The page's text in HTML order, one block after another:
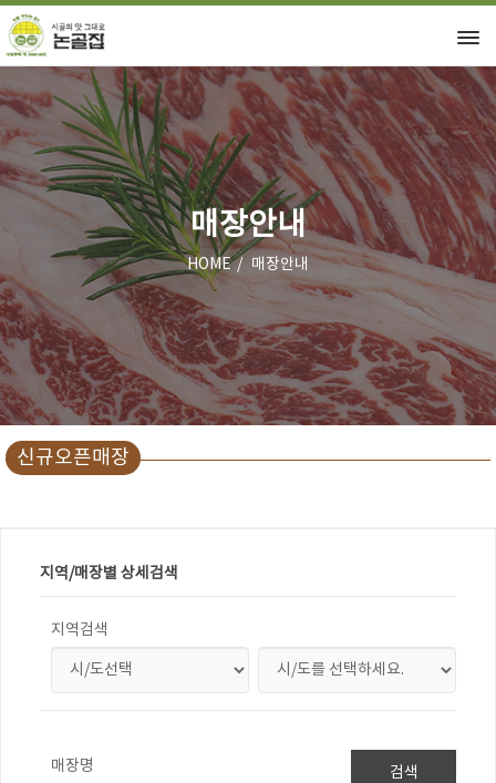
매장안내
HOME 매장안내
신규오픈매장
지역/매장별 상세검색
지역검색
매장명 검색